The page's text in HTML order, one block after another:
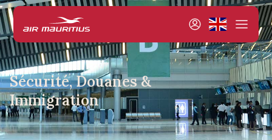
Sécurité, Douanes &
Immigration